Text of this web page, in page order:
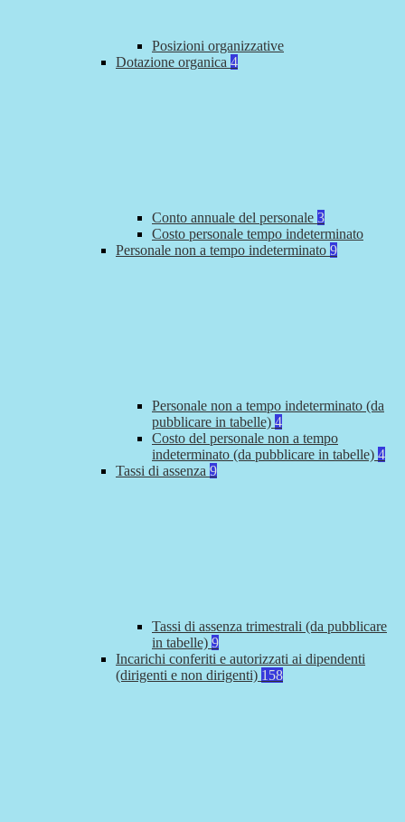
Posizioni organizzative
Dotazione organica 4
Conto annuale del personale 3
Costo personale tempo indeterminato
Personale non a tempo indeterminato 9
Personale non a tempo indeterminato (da
pubblicare in tabelle) 4
Costo del personale non a tempo
indeterminato (da pubblicare in tabelle) 4
Tassi di assenza 9
Tassi di assenza trimestrali (da pubblicare
in tabelle) 9
Incarichi conferiti e autorizzati ai dipendenti
(dirigenti e non dirigenti) 158